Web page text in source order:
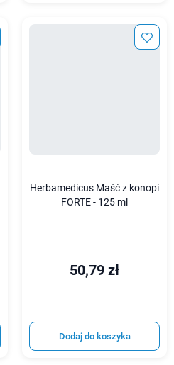
Herbamedicus Maść z konopi
FORTE - 125 ml
50,79 zł
Dodaj do koszyka